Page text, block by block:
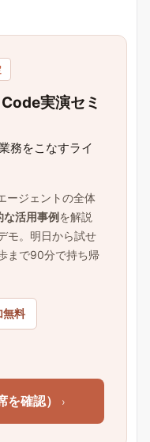
実演セミ
をこなすライ
ージェントの全体
な活用事例を解説
モ。明日から試せ
まで90分で持ち帰
無料
を確認） ›